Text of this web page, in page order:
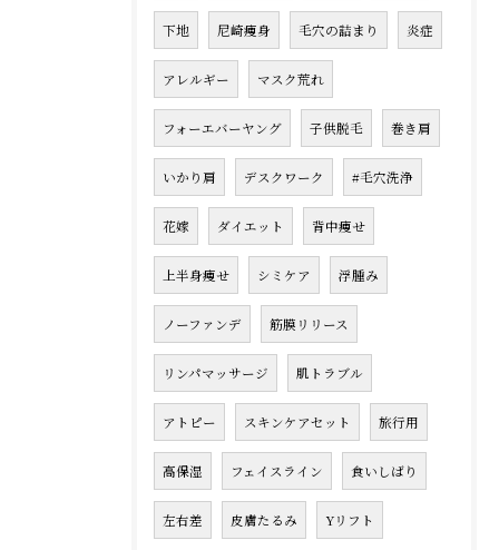
下地 尼崎痩身 毛穴の詰まり 炎症
アレルギー マスク荒れ
フォーエバーヤング 子供脱毛 巻き肩
いかり肩 デスクワーク #毛穴洗浄
花嫁 ダイエット 背中痩せ
上半身痩せ シミケア 浮腫み
ノーファンデ 筋膜リリース
リンパマッサージ 肌トラブル
アトピー スキンケアセット 旅行用
高保湿 フェイスライン 食いしばり
左右差 皮膚たるみ Yリフト